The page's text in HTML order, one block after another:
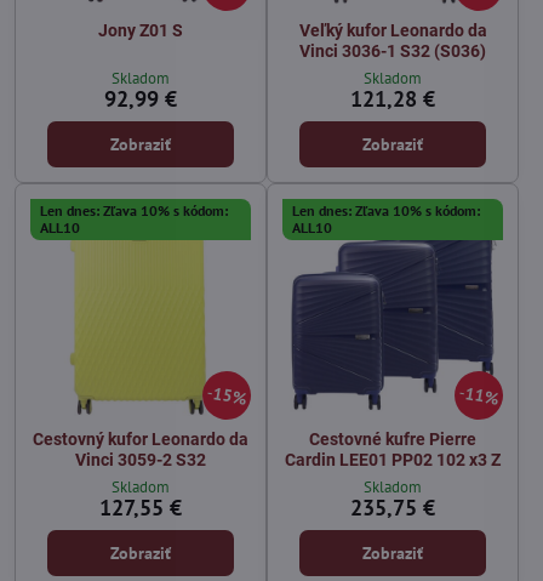
Jony Z01 S
Skladom
92,99 €
Zobraziť
Veľký kufor Leonardo da
Vinci 3036-1 S32 (S036)
Skladom
121,28 €
Zobraziť
15%
Len dnes: Zľava 10% s kódom:
ALL10
Cestovný kufor Leonardo da
Vinci 3059-2 S32
Skladom
127,55 €
Zobraziť
11%
Len dnes: Zľava 10% s kódom:
ALL10
Cestovné kufre Pierre
Cardin LEE01 PP02 102 x3 Z
Skladom
235,75 €
Zobraziť